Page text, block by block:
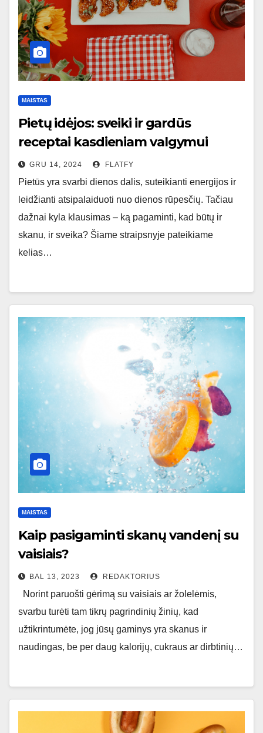
MAISTAS
Pietų idėjos: sveiki ir gardūs
receptai kasdieniam valgymui
GRU 14, 2024 FLATFY
Pietūs yra svarbi dienos dalis, suteikianti energijos ir
leidžianti atsipalaiduoti nuo dienos rūpesčių. Tačiau
dažnai kyla klausimas – ką pagaminti, kad būtų ir
skanu, ir sveika? Šiame straipsnyje pateikiame
kelias…
MAISTAS
Kaip pasigaminti skanų vandenį su
vaisiais?
BAL 13, 2023 REDAKTORIUS
Norint paruošti gėrimą su vaisiais ar žolelėmis,
svarbu turėti tam tikrų pagrindinių žinių, kad
užtikrintumėte, jog jūsų gaminys yra skanus ir
naudingas, be per daug kalorijų, cukraus ar dirbtinių…